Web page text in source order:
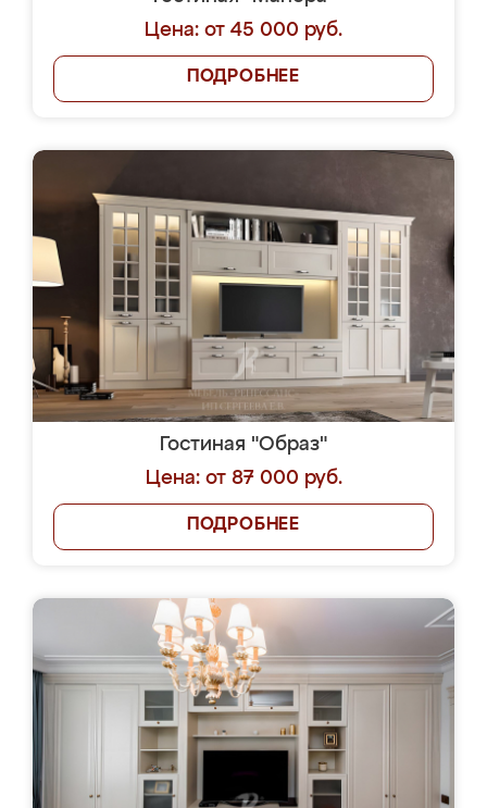
Цена: от 45 000 руб.
ПОДРОБНЕЕ
Гостиная "Образ"
Цена: от 87 000 руб.
ПОДРОБНЕЕ